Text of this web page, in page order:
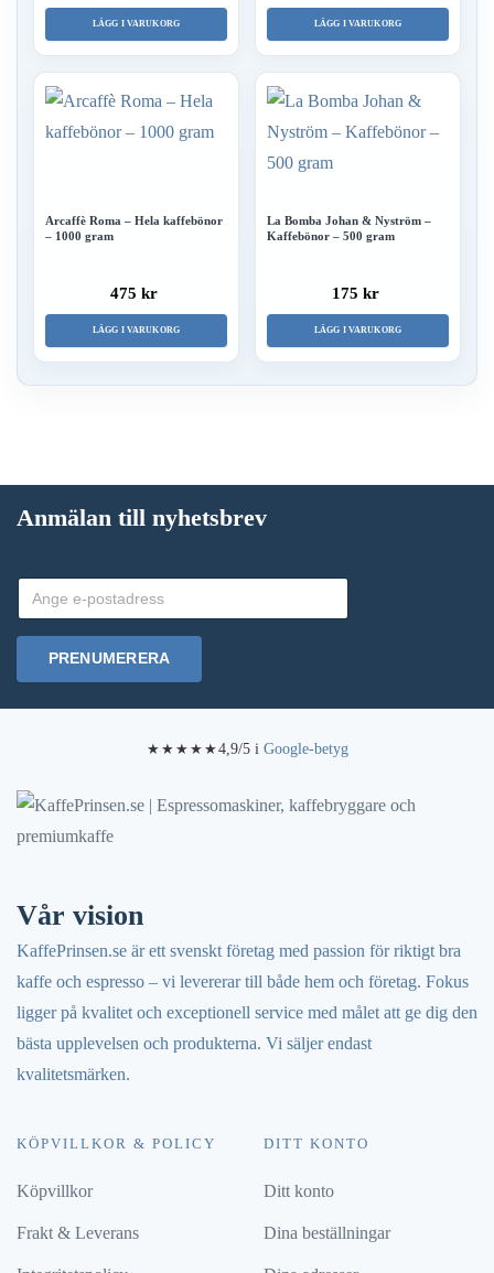
LÄGG I VARUKORG LÄGG I VARUKORG
Arcaffè Roma – Hela kaffebönor
– 1000 gram
475 kr
LÄGG I VARUKORG
La Bomba Johan & Nyström –
Kaffebönor – 500 gram
175 kr
LÄGG I VARUKORG
Anmälan till nyhetsbrev
PRENUMERERA
★★★★★4,9/5 i Google-betyg
Vår vision
KaffePrinsen.se är ett svenskt företag med passion för riktigt bra
kaffe och espresso – vi levererar till både hem och företag. Fokus
ligger på kvalitet och exceptionell service med målet att ge dig den
bästa upplevelsen och produkterna. Vi säljer endast
kvalitetsmärken.
KÖPVILLKOR & POLICY
Köpvillkor
Frakt & Leverans
DITT KONTO
Ditt konto
Dina beställningar